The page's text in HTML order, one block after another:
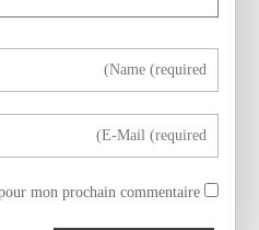
mon prochain commentaire.